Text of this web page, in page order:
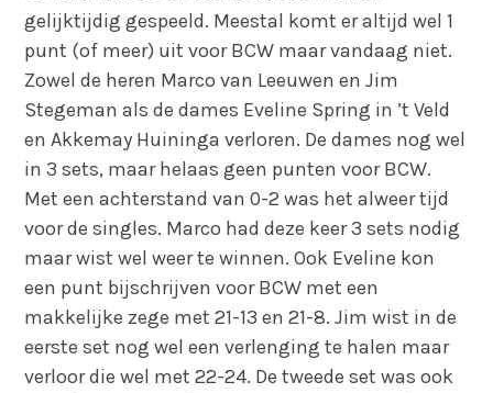
gelijktijdig gespeeld. Meestal komt er altijd wel 1
punt (of meer) uit voor BCW maar vandaag niet.
Zowel de heren Marco van Leeuwen en Jim
Stegeman als de dames Eveline Spring in ’t Veld
en Akkemay Huininga verloren. De dames nog wel
in 3 sets, maar helaas geen punten voor BCW.
Met een achterstand van 0-2 was het alweer tijd
voor de singles. Marco had deze keer 3 sets nodig
maar wist wel weer te winnen. Ook Eveline kon
een punt bijschrijven voor BCW met een
makkelijke zege met 21-13 en 21-8. Jim wist in de
eerste set nog wel een verlenging te halen maar
verloor die wel met 22-24. De tweede set was ook